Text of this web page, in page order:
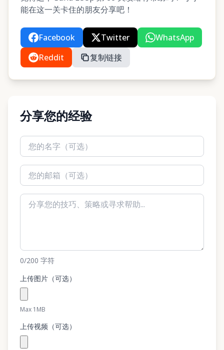
能在这一关卡住的朋友分享吧！
Facebook Twitter
WhatsApp
Reddit
复制链接
分享您的经验
0/200 字符
上传图片（可选）
Max 1MB
上传视频（可选）